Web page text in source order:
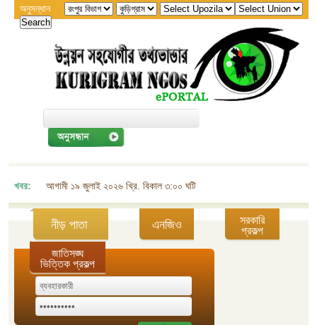
অনুসন্ধান
খবর: আগামী ১৯ জুলাই ২০২৬ খ্রি. বিকাল ৩:০০ ঘটিকায় জেলা এনজিও বিষয়ক সমন্বয়
নীড় পাতা এনজিও
সরকারি
প্রকল্প
জাতিসঙ্ঘ
ভিত্তিক প্রকল্প